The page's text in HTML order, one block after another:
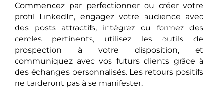
Commencez par perfectionner ou créer votre
profil LinkedIn, engagez votre audience avec
des posts attractifs, intégrez ou formez des
cercles pertinents, utilisez les outils de
prospection à votre disposition, et
communiquez avec vos futurs clients grâce à
des échanges personnalisés. Les retours positifs
ne tarderont pas à se manifester.